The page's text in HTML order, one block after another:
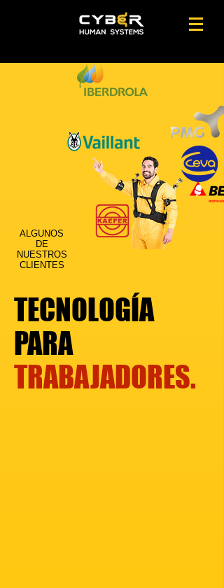
ALGUNOS
DE
NUESTROS
CLIENTES
TECNOLOGÍA
PARA
TRABAJADORES.